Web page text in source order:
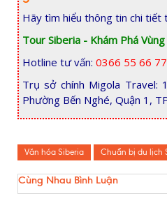
Hãy tìm hiểu thông tin chi tiết
Tour Siberia - Khám Phá
Hotline tư vấn: 0366 55 66 77
Trụ sở chính Migola Travel:
Phường Bến Nghé, Quận 1,
Văn hóa Siberia Chuẩn bị du lịch
Cùng Nhau Bình Luận